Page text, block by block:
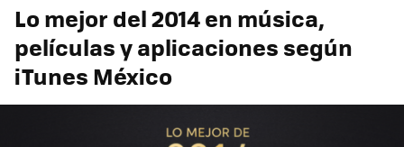
Lo mejor del 2014 en música,
películas y aplicaciones según
iTunes México